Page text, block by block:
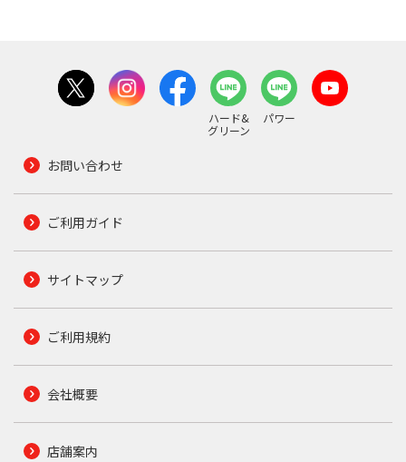
ハード&
グリーン
パワー
お問い合わせ
ご利用ガイド
サイトマップ
ご利用規約
会社概要
店舗案内